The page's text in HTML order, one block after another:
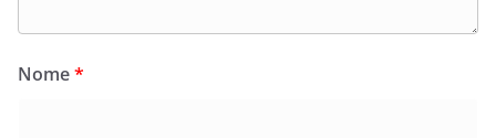
Nome*